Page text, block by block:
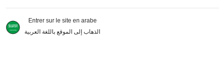
Entrer sur le site en arabe
الذهاب إلى الموقع باللغة العربية